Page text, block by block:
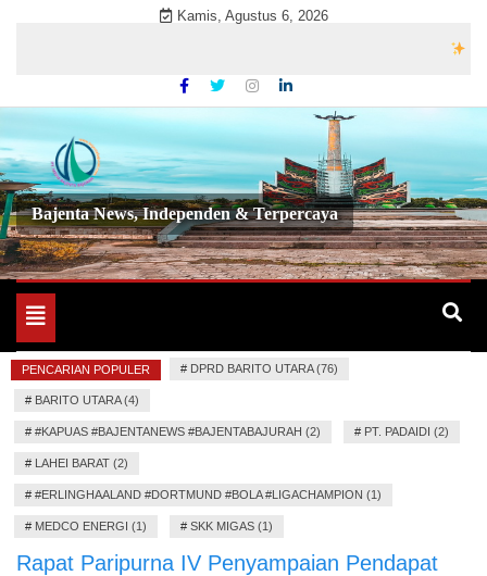
Kamis, Agustus 6, 2026
Bajenta News, Independen & Terpercaya
Toggle
navigation
PENCARIAN POPULER # DPRD BARITO UTARA (76)
# BARITO UTARA (4)
# #KAPUAS #BAJENTANEWS #BAJENTABAJURAH (2) # PT. PADAIDI (2)
# LAHEI BARAT (2)
# #ERLINGHAALAND #DORTMUND #BOLA #LIGACHAMPION (1)
# MEDCO ENERGI (1) # SKK MIGAS (1)
Rapat Paripurna IV Penyampaian Pendapat